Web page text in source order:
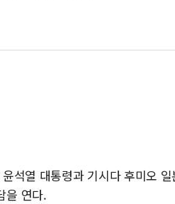
석열 대통령과 기시다 후미오
을 연다.